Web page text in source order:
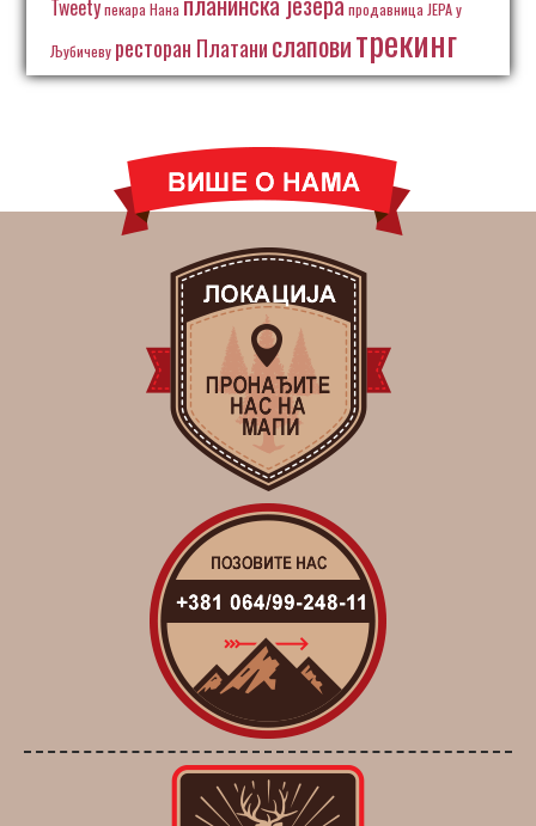
Tweetyпекара Нана
продавница ЈЕРА у
Љубичеву ресторан Платанислаповитрекинг